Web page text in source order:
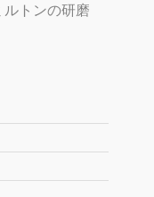
ルトンの研磨